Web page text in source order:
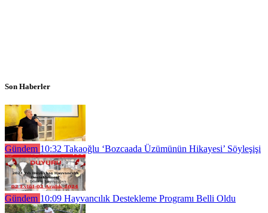
Son Haberler
Gündem 10:32 Takaoğlu ‘Bozcaada Üzümünün Hikayesi’ Söyleşişi
Gündem 10:09 Hayvancılık Destekleme Programı Belli Oldu